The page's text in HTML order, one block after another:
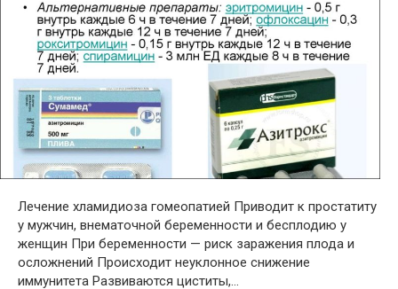
Лечение хламидиоза гомеопатией Приводит к простатиту
у мужчин, внематочной беременности и бесплодию у
женщин При беременности — риск заражения плода и
осложнений Происходит неуклонное снижение
иммунитета Развиваются циститы,…